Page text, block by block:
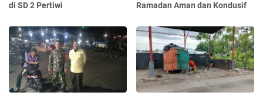
di SD 2 Pertiwi
Ramadan Aman dan Kondusif